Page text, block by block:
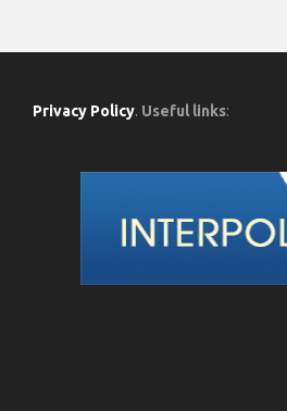
Privacy Policy. Useful links: